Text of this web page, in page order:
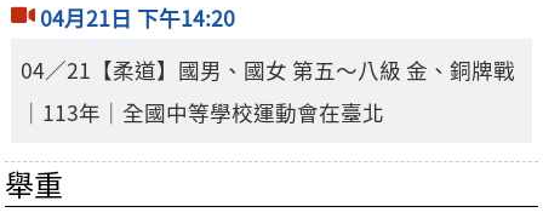
04月21日 下午14:20
04／21【柔道】國男、國女 第五～八級 金、銅牌戰
｜113年｜全國中等學校運動會在臺北
舉重